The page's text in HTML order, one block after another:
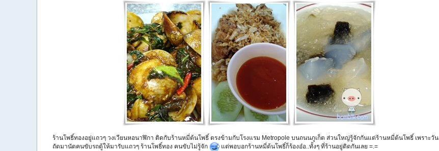
ร้านโพธิ์ทองอยู่แถวๆ วงเวียนหอนาฬิกา ติดกับร้านหมี่ต้นโพธิ์ ตรงข้ามกับโรงแรม Metropole บนถนนภูเก็ต ส่วนใหญ่รู้จักกันแต่ร้านหมี่ต้นโพธิ์ เพราะวัน
ถัดมานัดคนขับรถตู้ให้มารับแถวๆ ร้านโพธิ์ทอง คนขับไม่รู้จัก
แต่พอบอกร้านหมี่ต้นโพธิ์ก็ร้องอ๋อ..ทั้งๆ ที่ร้านอยู่ติดกันเลย =.=